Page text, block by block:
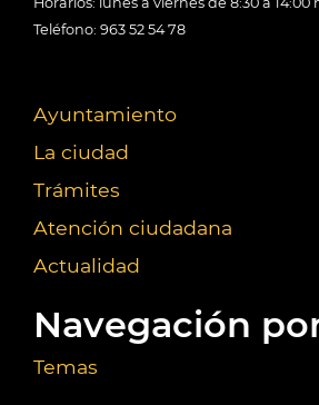
Teléfono: 963 52 54 78
Ayuntamiento
La ciudad
Trámites
Atención ciudadana
Actualidad
Navegación
Temas